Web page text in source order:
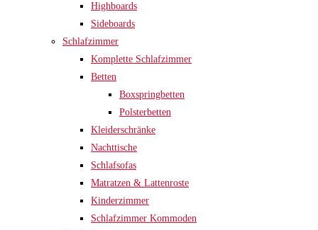
Highboards
Sideboards
Schlafzimmer
Komplette Schlafzimmer
Betten
Boxspringbetten
Polsterbetten
Kleiderschränke
Nachttische
Schlafsofas
Matratzen & Lattenroste
Kinderzimmer
Schlafzimmer Kommoden